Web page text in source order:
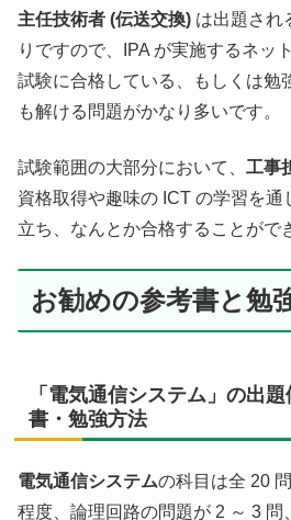
主任技術者 (伝送交換) は出題され
りですので、IPA が実施するネッ
試験に合格している、もしくは勉
も解ける問題がかなり多いです。
試験範囲の大部分において、 工事
資格取得や趣味の ICT の学習を通
立ち、なんとか合格することがで
お勧めの参考書と勉
「電気通信システム」の出
書・勉強方法
電気通信システムの科目は全 20
程度、論理回路の問題が 2 ～ 3 問